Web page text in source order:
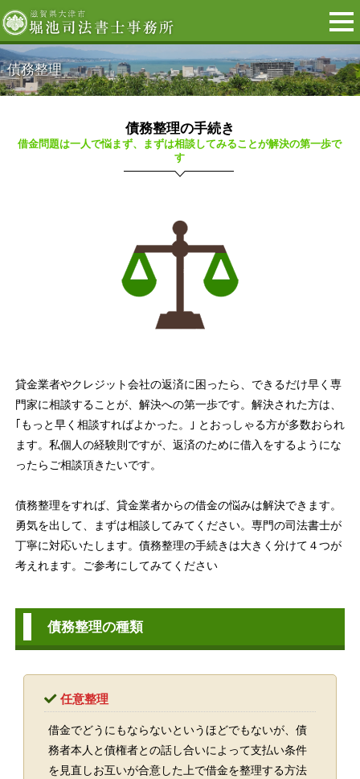
債務整理
債務整理の手続き
借金問題は一人で悩まず、まずは相談してみることが解決の第一歩で
す
貸金業者やクレジット会社の返済に困ったら、できるだけ早く専
門家に相談することが、解決への第一歩です。解決された方は、
｢もっと早く相談すればよかった。｣ とおっしゃる方が多数おられ
ます。私個人の経験則ですが、返済のために借入をするようにな
ったらご相談頂きたいです。
債務整理をすれば、貸金業者からの借金の悩みは解決できます。
勇気を出して、まずは相談してみてください。専門の司法書士が
丁寧に対応いたします。債務整理の手続きは大きく分けて４つが
考えれます。ご参考にしてみてください
債務整理の種類
任意整理
借金でどうにもならないというほどでもないが、債
務者本人と債権者との話し合いによって支払い条件
を見直しお互いが合意した上で借金を整理する方法